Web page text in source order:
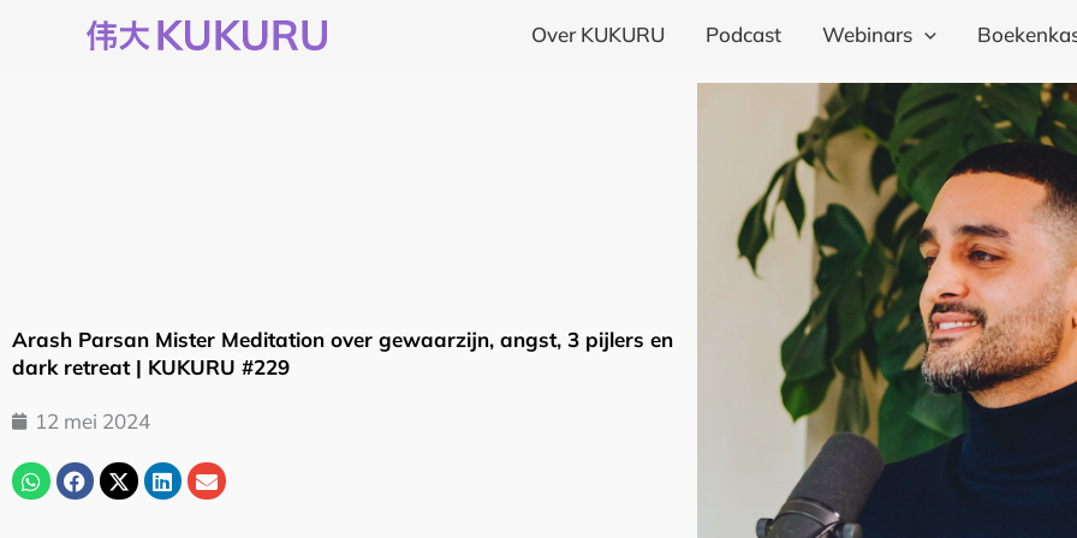
Over KUKURU Podcast Webinars
Arash Parsan Mister Meditation over gewaarzijn, angst, 3 pijlers en
dark retreat | KUKURU #229
12 mei 2024